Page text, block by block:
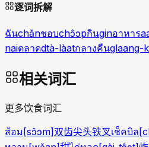
逐词拆解
ฉันchǎnชอบchɔ̂ɔpกินginอาหาร
naiตลาดdtà-làatกลางคืนglaang-
相关词汇
更多饮食词汇
ส้อม[sɔ̂ɔm]双齿尖头铁叉เช็คบิล[